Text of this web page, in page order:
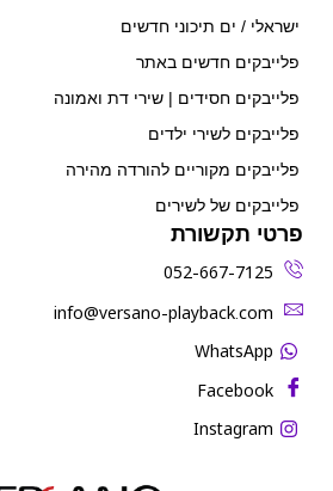
ישראלי / ים תיכוני חדשים
פלייבקים חדשים באתר
פלייבקים חסידים | שירי דת ואמונה
פלייבקים לשירי ילדים
פלייבקים מקוריים להורדה מהירה
פלייבקים של לשירים
פרטי תקשורת
052-667-7125
‫info@versano-playback.com‬
WhatsApp
Facebook
Instagram